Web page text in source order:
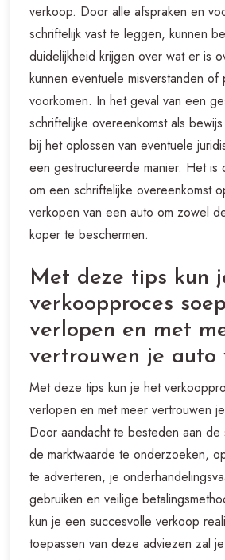
verkoop. Door alle afspraken en
schriftelijk vast te leggen, kunnen
duidelijkheid krijgen over wat er is
kunnen eventuele misverstanden
voorkomen. In het geval van een
schriftelijke overeenkomst als
bij het oplossen van eventuele
een gestructureerde manier. Het is
om een schriftelijke overeenkomst
verkopen van een auto om zowel
koper te beschermen.
Met deze tips kun
verkoopproces
verlopen en met
vertrouwen je auto
Met deze tips kun je het
verlopen en met meer vertrouwen
Door aandacht te besteden aan de
de marktwaarde te onderzoeken,
te adverteren, je
gebruiken en veilige
kun je een succesvolle verkoop
toepassen van deze adviezen zal